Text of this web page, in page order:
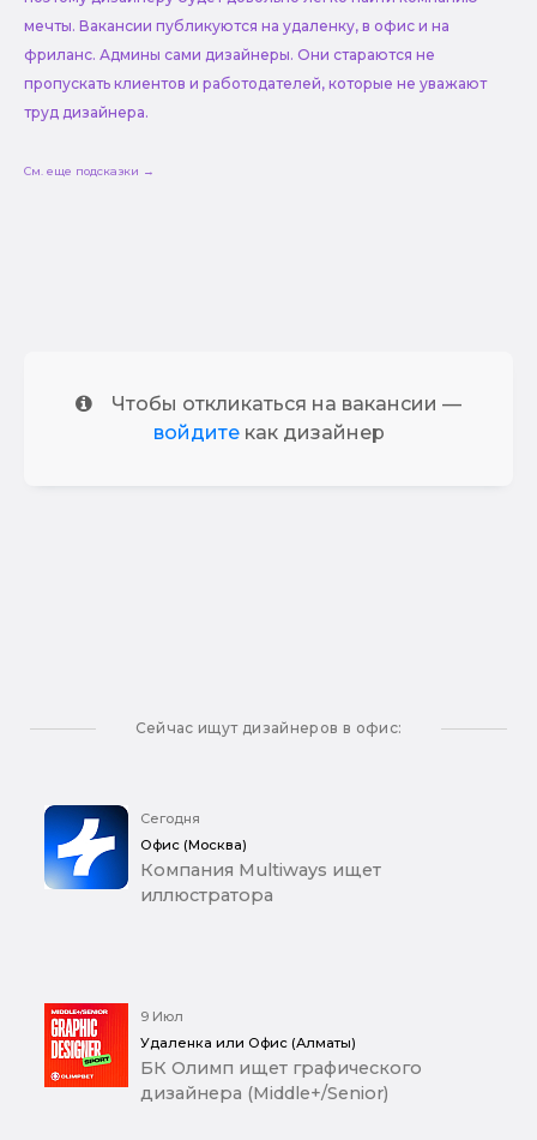
мечты. Вакансии публикуются на удаленку, в офис и на
фриланс. Админы сами дизайнеры. Они стараются не
пропускать клиентов и работодателей, которые не уважают
труд дизайнера.
См. еще подсказки →
Чтобы откликаться на вакансии —
войдитекак дизайнер
Сейчас ищут дизайнеров в офис:
Сегодня
Офис (Москва)
Компания Multiways ищет
иллюстратора
9 Июл
Удаленка или Офис (Алматы)
БК Олимп ищет графического
дизайнера (Middle+/Senior)